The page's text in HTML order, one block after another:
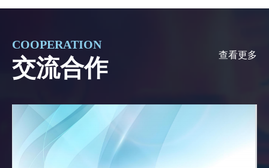
COOPERATION
交流合作 查看更多